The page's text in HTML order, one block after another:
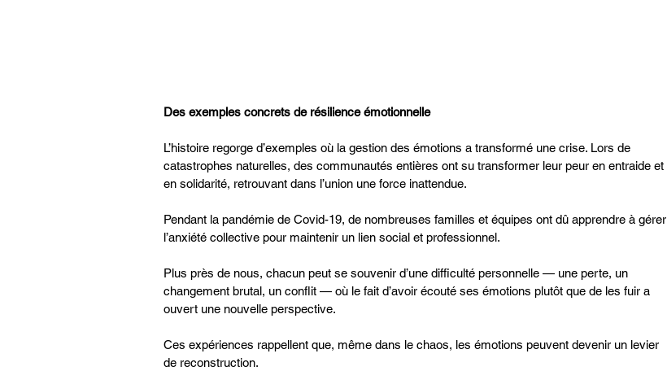
Des exemples concrets de résilience émotionnelle
L’histoire regorge d’exemples où la gestion des émotions a transformé une crise. Lors de
catastrophes naturelles, des communautés entières ont su transformer leur peur en entraide et
en solidarité, retrouvant dans l’union une force inattendue.
Pendant la pandémie de Covid-19, de nombreuses familles et équipes ont dû apprendre à gérer
l’anxiété collective pour maintenir un lien social et professionnel.
Plus près de nous, chacun peut se souvenir d’une difficulté personnelle — une perte, un
changement brutal, un conflit — où le fait d’avoir écouté ses émotions plutôt que de les fuir a
ouvert une nouvelle perspective.
Ces expériences rappellent que, même dans le chaos, les émotions peuvent devenir un levier
de reconstruction.